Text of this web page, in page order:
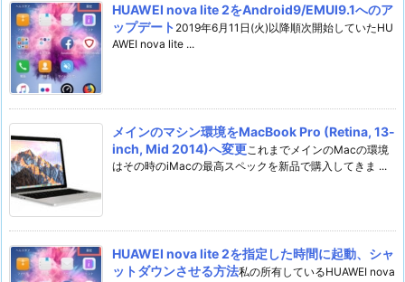
HUAWEI nova lite 2をAndroid9/EMUI9.1へのア
ップデート 2019年6月11日(火)以降順次開始していたHU
AWEI nova lite ...
メインのマシン環境をMacBook Pro (Retina, 13-
inch, Mid 2014)へ変更 これまでメインのMacの環境
はその時のiMacの最高スペックを新品で購入してきま ...
HUAWEI nova lite 2を指定した時間に起動、シャ
ットダウンさせる方法私の所有しているHUAWEI nova